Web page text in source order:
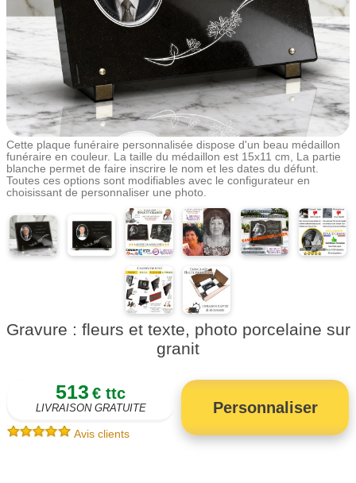
Cette plaque funéraire personnalisée dispose d'un beau médaillon
funéraire en couleur. La taille du médaillon est 15x11 cm, La partie
blanche permet de faire inscrire le nom et les dates du défunt.
Toutes ces options sont modifiables avec le configurateur en
choisissant de personnaliser une photo.
Gravure : fleurs et texte, photo porcelaine sur
granit
513 € ttc
LIVRAISON GRATUITE Personnaliser
Avis clients